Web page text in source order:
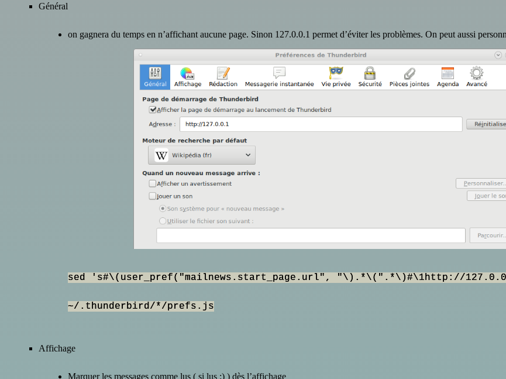
Général
on gagnera du temps en n’affichant aucune page. Sinon 127.0.0.1 permet d’éviter les problèmes. On peut aussi
sed 's#\(user_pref("mailnews.start_page.url", "\).*\(".*\)#\1http://
~/.thunderbird/*/prefs.js
Affichage
Marquer les messages comme lus ( si lus :) ) dès l’affichage